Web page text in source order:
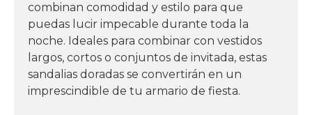
combinan comodidad y estilo para que
puedas lucir impecable durante toda la
noche. Ideales para combinar con vestidos
largos, cortos o conjuntos de invitada, estas
sandalias doradas se convertirán en un
imprescindible de tu armario de fiesta.